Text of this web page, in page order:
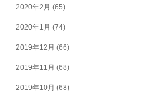
2020年2月 (65)
2020年1月 (74)
2019年12月 (66)
2019年11月 (68)
2019年10月 (68)